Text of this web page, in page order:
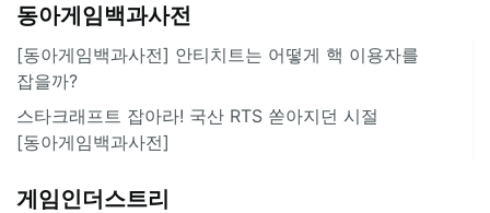
동아게임백과사전
[동아게임백과사전] 안티치트는 어떻게 핵 이용자를
잡을까?
스타크래프트 잡아라! 국산 RTS 쏟아지던 시절
[동아게임백과사전]
게임인더스트리